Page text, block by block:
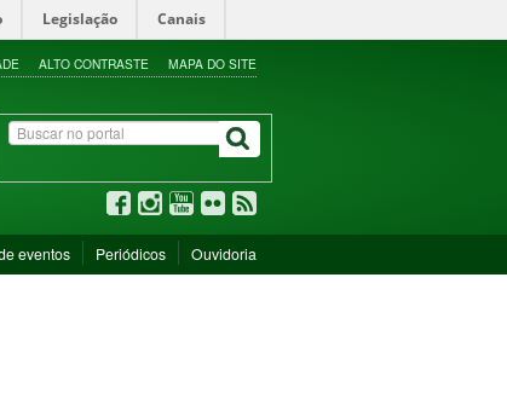
Legislação Canais
ALTO CONTRASTE MAPA DO SITE
eventos Periódicos Ouvidoria